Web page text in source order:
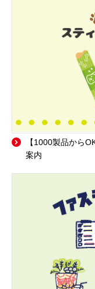
【1000製品から
案内